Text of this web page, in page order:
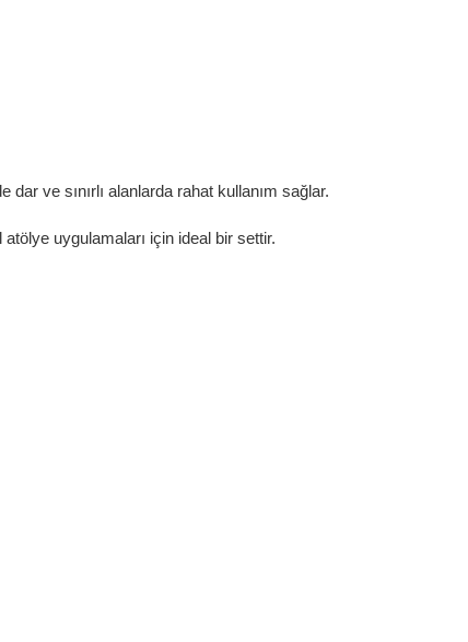
ve sınırlı alanlarda rahat kullanım sağlar.
uygulamaları için ideal bir settir.